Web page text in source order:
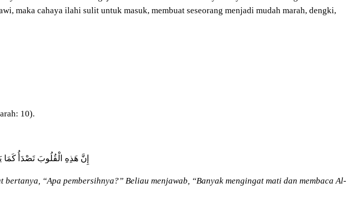
maka cahaya ilahi sulit untuk masuk, membuat seseorang menjadi mudah marah, dengki,
10).
إِنَّ هَذِهِ الْقُلُوبَ تَصْدَأُ كَمَا
“Apa pembersihnya?” Beliau menjawab, “Banyak mengingat mati dan membaca Al-